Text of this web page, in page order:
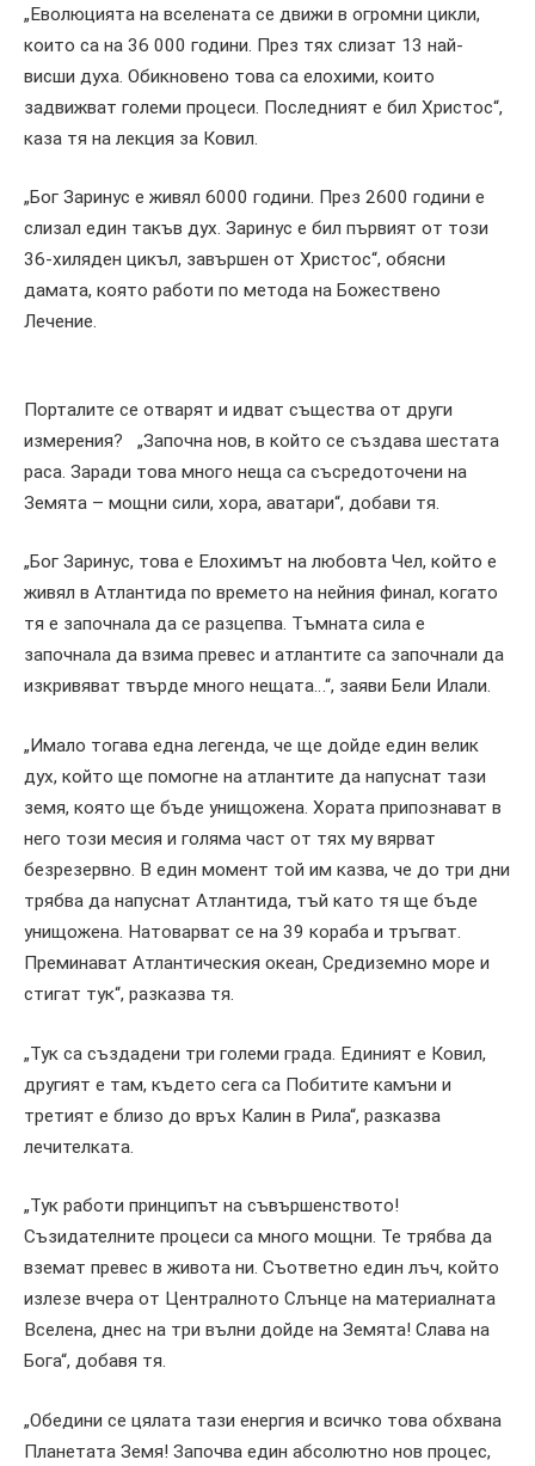
„Еволюцията на вселената се движи в огромни цикли,
които са на 36 000 години. През тях слизат 13 най-
висши духа. Обикновено това са елохими, които
задвижват големи процеси. Последният е бил Христос“,
каза тя на лекция за Ковил.
„Бог Заринус е живял 6000 години. През 2600 години е
слизал един такъв дух. Заринус е бил първият от този
36-хиляден цикъл, завършен от Христос“, обясни
дамата, която работи по метода на Божествено
Лечение.
Порталите се отварят и идват същества от други
измерения? „Започна нов, в който се създава шестата
раса. Заради това много неща са съсредоточени на
Земята – мощни сили, хора, аватари“, добави тя.
„Бог Заринус, това е Елохимът на любовта Чел, който е
живял в Атлантида по времето на нейния финал, когато
тя е започнала да се разцепва. Тъмната сила е
започнала да взима превес и атлантите са започнали да
изкривяват твърде много нещата…“, заяви Бели Илали.
„Имало тогава една легенда, че ще дойде един велик
дух, който ще помогне на атлантите да напуснат тази
земя, която ще бъде унищожена. Хората припознават в
него този месия и голяма част от тях му вярват
безрезервно. В един момент той им казва, че до три дни
трябва да напуснат Атлантида, тъй като тя ще бъде
унищожена. Натоварват се на 39 кораба и тръгват.
Преминават Атлантическия океан, Средиземно море и
стигат тук“, разказва тя.
„Тук са създадени три големи града. Единият е Ковил,
другият е там, където сега са Побитите камъни и
третият е близо до връх Калин в Рила“, разказва
лечителката.
„Тук работи принципът на съвършенството!
Съзидателните процеси са много мощни. Те трябва да
вземат превес в живота ни. Съответно един лъч, който
излезе вчера от Централното Слънце на материалната
Вселена, днес на три вълни дойде на Земята! Слава на
Бога“, добавя тя.
„Обедини се цялата тази енергия и всичко това обхвана
Планетата Земя! Започва един абсолютно нов процес,